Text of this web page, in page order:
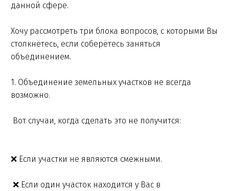
данной сфере.
Хочу рассмотреть три блока вопросов, с которыми Вы
столкнётесь, если соберётесь заняться
объединением.
1. Объединение земельных участков не всегда
возможно.
Вот случаи, когда сделать это не получится:
❌ Если участки не являются смежными.
❌ Если один участок находится у Вас в